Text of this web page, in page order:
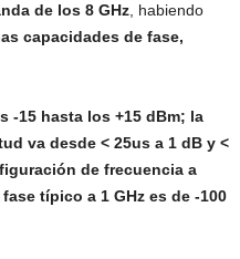
de los 8 GHz, habiendo
capacidades de fase,
-15 hasta los +15 dBm; la
va desde < 25us a 1 dB y <
de frecuencia a
típico a 1 GHz es de -100